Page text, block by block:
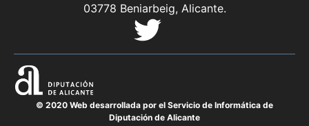
03778 Beniarbeig, Alicante.
© 2020 Web desarrollada por el Servicio de Informática de
Diputación de Alicante